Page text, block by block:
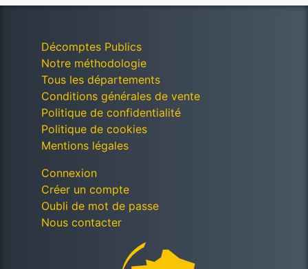
Décomptes Publics
Notre méthodologie
Tous les départements
Conditions générales de vente
Politique de confidentialité
Politique de cookies
Mentions légales
Connexion
Créer un compte
Oubli de mot de passe
Nous contacter